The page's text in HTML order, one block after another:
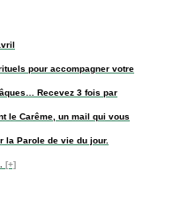
pour accompagner votre
Recevez 3 fois par
le Carême, un mail qui vous
la Parole de vie du jour.
[+]